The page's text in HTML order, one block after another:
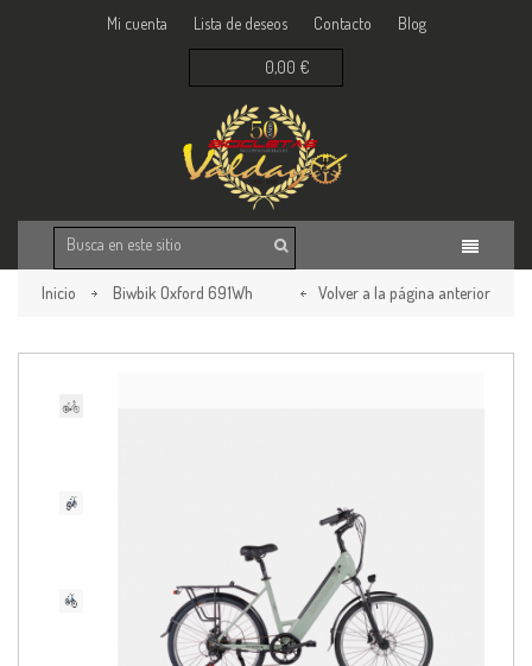
Blog
Contacto
Lista de deseos
Mi cuenta
0,00 €
Inicio Biwbik Oxford 691Wh Volver a la página anterior